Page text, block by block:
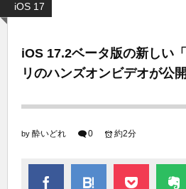
iOS 17
iOS 17.2ベータ版の新しい
リのハンズオンビデオが公開
by 酔いどれ 0 約2分